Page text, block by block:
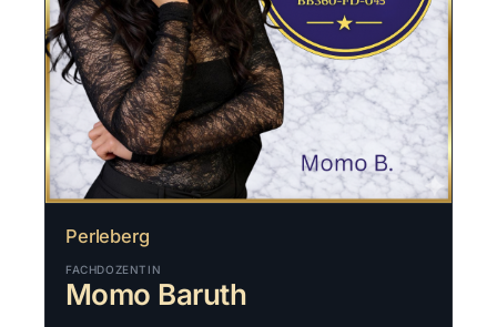
Perleberg
FACHDOZENTIN
Momo Baruth